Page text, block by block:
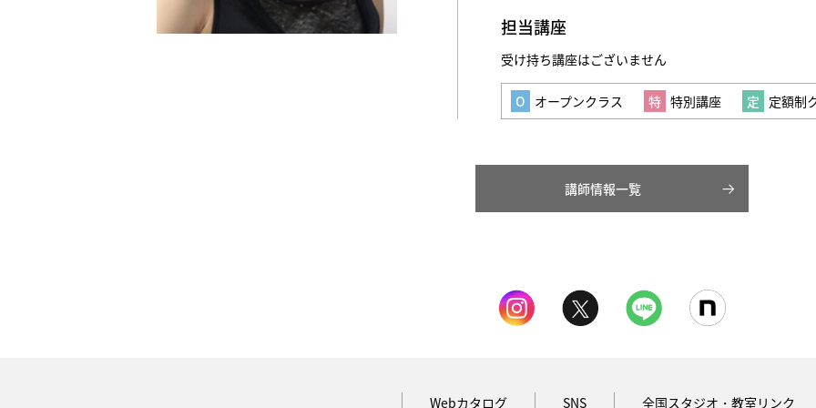
担当講座
受け持ち講座はございません
オープンクラス 特別講座 定額制
講師情報一覧
Webカタログ SNS 全国スタジオ・教室リンク